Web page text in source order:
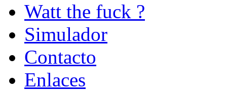
Watt the fuck ?
Simulador
Contacto
Enlaces